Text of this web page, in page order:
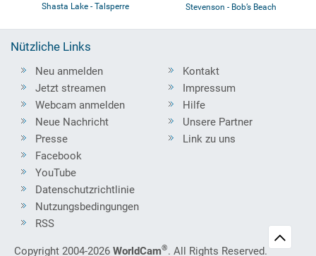
Shasta Lake - Talsperre Stevenson - Bob’s Beach
Nützliche Links
Neu anmelden
Jetzt streamen
Webcam anmelden
Neue Nachricht
Presse
Kontakt
Impressum
Hilfe
Unsere Partner
Link zu uns
Facebook
YouTube
Datenschutzrichtlinie
Nutzungsbedingungen
RSS
Copyright 2004-2026 WorldCam®. All Rights Reserved.